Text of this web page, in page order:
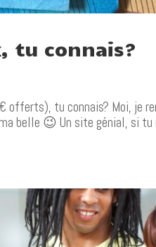
tu connais?
offerts), tu connais? Moi, je
belle 😉 Un site génial, si tu